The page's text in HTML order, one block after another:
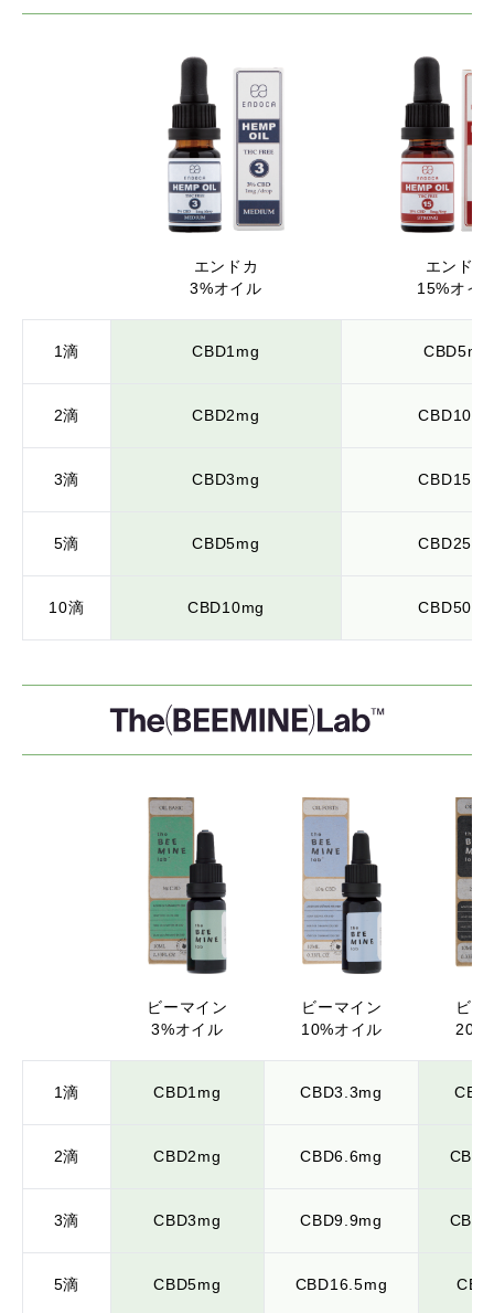
エンドカ
3%オイル
エンドカ
15%オイ
1滴 CBD1mg CBD5mg
2滴 CBD2mg
3滴 CBD3mg
5滴 CBD5mg
10滴 CBD10mg
ビーマイン
3%オイル
ビーマイン
10%オイル
ビー
20%
1滴 CBD1mg CBD3.3mg
2滴 CBD2mg CBD6.6mg
3滴 CBD3mg CBD9.9mg
5滴 CBD5mg CBD16.5mg